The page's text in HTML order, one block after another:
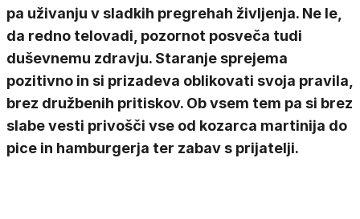
pa uživanju v sladkih pregrehah življenja. Ne le,
da redno telovadi, pozornot posveča tudi
duševnemu zdravju. Staranje sprejema
pozitivno in si prizadeva oblikovati svoja pravila,
brez družbenih pritiskov. Ob vsem tem pa si brez
slabe vesti privošči vse od kozarca martinija do
pice in hamburgerja ter zabav s prijatelji.